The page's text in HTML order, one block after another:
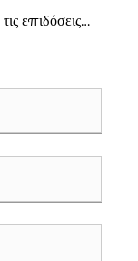
επιδόσεις